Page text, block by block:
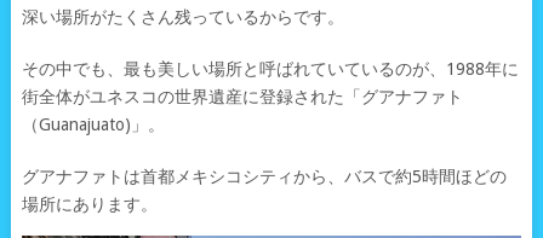
深い場所がたくさん残っているからです。
その中でも、最も美しい場所と呼ばれていているのが、1988年に
街全体がユネスコの世界遺産に登録された「グアナファト
（Guanajuato)」。
グアナファトは首都メキシコシティから、バスで約5時間ほどの
場所にあります。